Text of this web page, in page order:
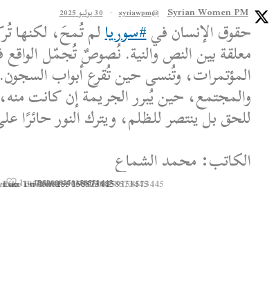
Syrian Women PM
@syriawpm
· 30 يوليو 2025
حقوق الإنسان في#سوريالم تُمحَ، لكنها
معلقة بين النص والنية. نُصوصٌ تُجمّل
المؤتمرات، وتُنسى حين تُقرع أبواب السجون.
والمجتمع، حين يُبرر الجريمة إن كانت
للحق بل ينتصر للظلم، ويترك النور حائرًا
الكاتب: محمد الشماع
1950608259158573445
on Twitter 1950608259158573445
Like on Twitter 1950608259158573445
1 Twitter
1950608259158573445